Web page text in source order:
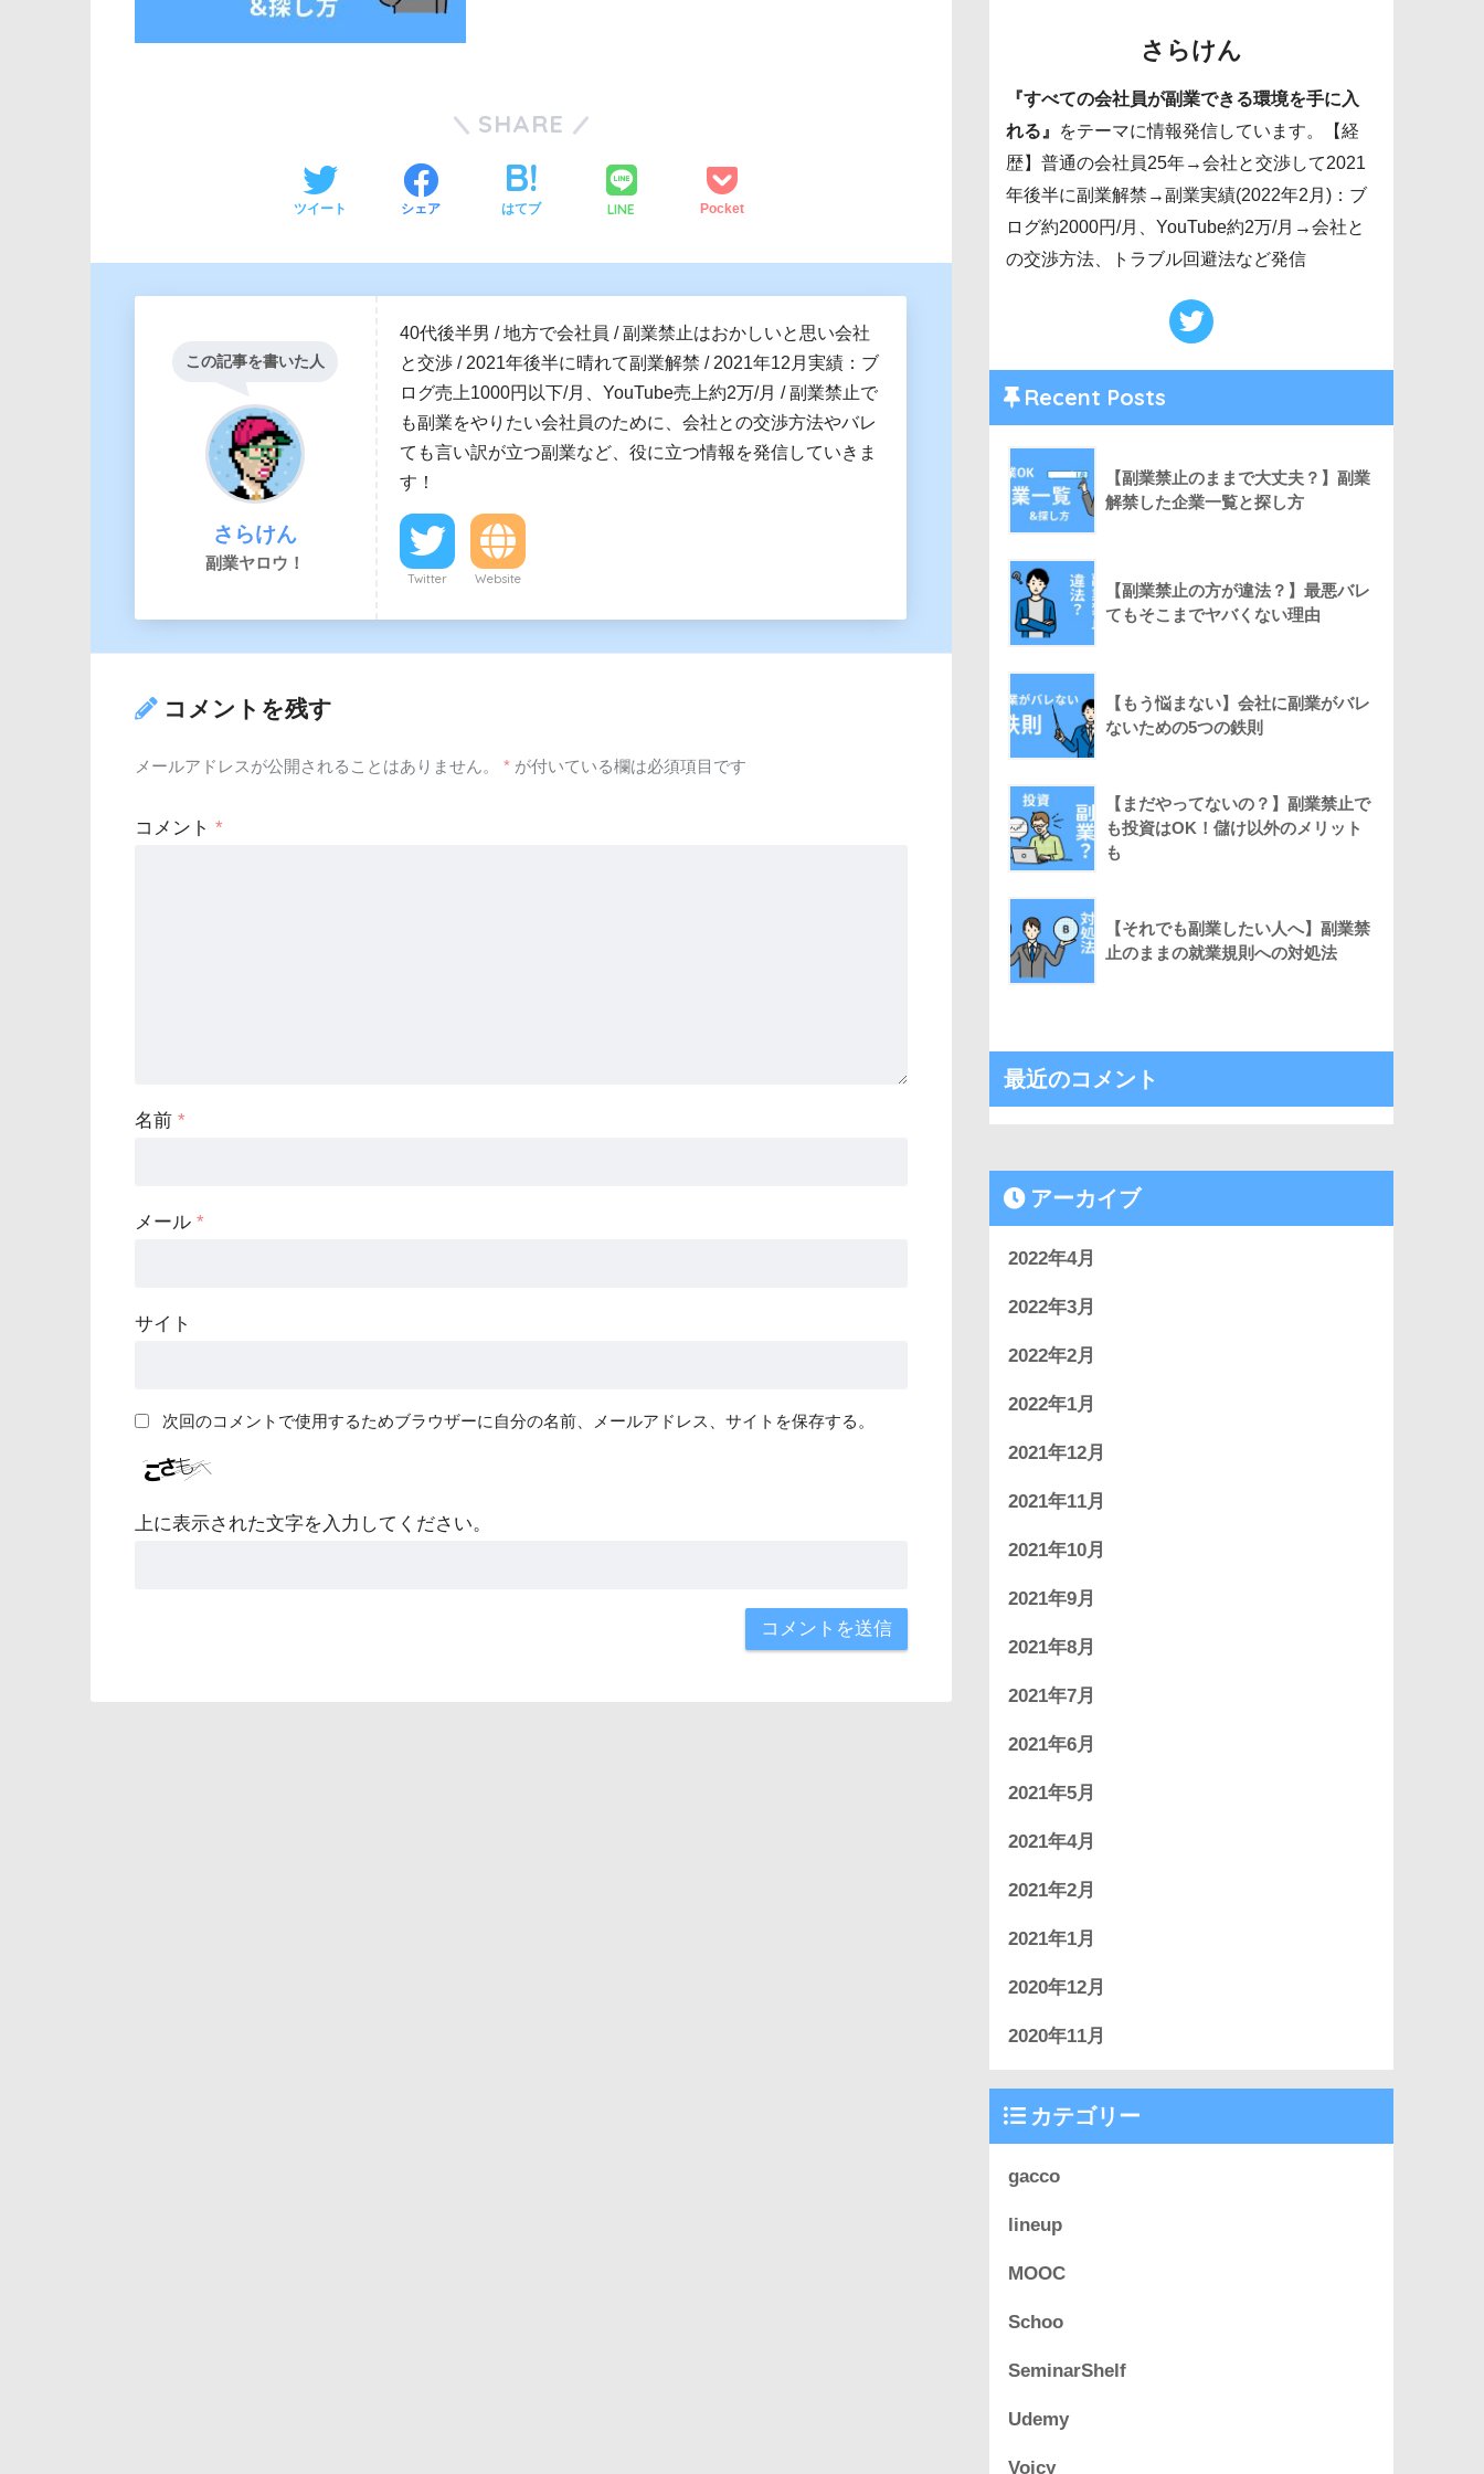
SHARE
ツイート シェア はてブ LINE Pocket
この記事を書いた人
さらけん
副業ヤロウ！
40代後半男 / 地方で会社員 / 副業禁止はおかしいと思い会社
と交渉 / 2021年後半に晴れて副業解禁 / 2021年12月実績：ブ
ログ売上1000円以下/月、YouTube売上約2万/月 / 副業禁止で
も副業をやりたい会社員のために、会社との交渉方法やバレ
ても言い訳が立つ副業など、役に立つ情報を発信していきま
す！
Twitter Website
コメントを残す
メールアドレスが公開されることはありません。 * が付いている欄は必須項目です
コメント *
名前 *
メール *
サイト
次回のコメントで使用するためブラウザーに自分の名前、メールアドレス、サイトを保存する。
上に表示された文字を入力してください。
さらけん
『すべての会社員が副業できる環境を手に入
れる』
をテーマに情報発信しています。【経
歴】普通の会社員25年→会社と交渉して2021
年後半に副業解禁→副業実績(2022年2月)：ブ
ログ約2000円/月、YouTube約2万/月→会社と
の交渉方法、トラブル回避法など発信
Recent Posts
【副業禁止のままで大丈夫？】副業
解禁した企業一覧と探し方
【副業禁止の方が違法？】最悪バレ
てもそこまでヤバくない理由
【もう悩まない】会社に副業がバレ
ないための5つの鉄則
【まだやってないの？】副業禁止で
も投資はOK！儲け以外のメリット
も
【それでも副業したい人へ】副業禁
止のままの就業規則への対処法
最近のコメント
アーカイブ
2022年4月
2022年3月
2022年2月
2022年1月
2021年12月
2021年11月
2021年10月
2021年9月
2021年8月
2021年7月
2021年6月
2021年5月
2021年4月
2021年2月
2021年1月
2020年12月
2020年11月
カテゴリー
gacco
lineup
MOOC
Schoo
SeminarShelf
Udemy
Voicy